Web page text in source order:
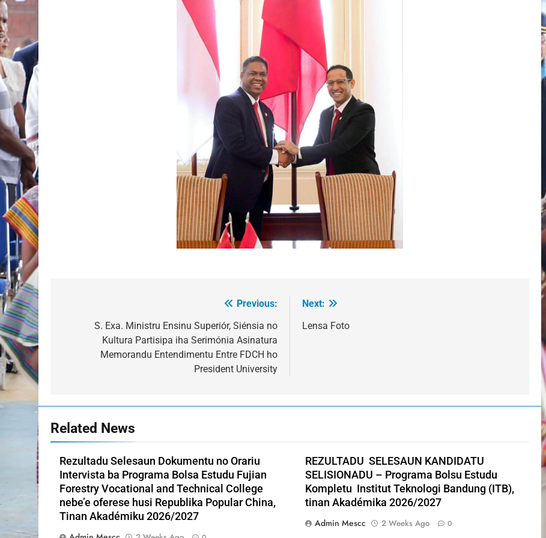
navigation
Previous:
S. Exa. Ministru Ensinu Superiór, Siénsia no
Kultura Partisipa iha Serimónia Asinatura
Memorandu Entendimentu Entre FDCH ho
President University
Next:
Lensa Foto
Related News
Rezultadu Selesaun Dokumentu no Orariu
Intervista ba Programa Bolsa Estudu Fujian
Forestry Vocational and Technical College
nebe’e oferese husi Republika Popular China,
Tinan Akadémiku 2026/2027
REZULTADU SELESAUN KANDIDATU
SELISIONADU – Programa Bolsu Estudu
Kompletu Institut Teknologi Bandung (ITB),
tinan Akadémika 2026/2027
Admin Mescc
2 Weeks Ago 0